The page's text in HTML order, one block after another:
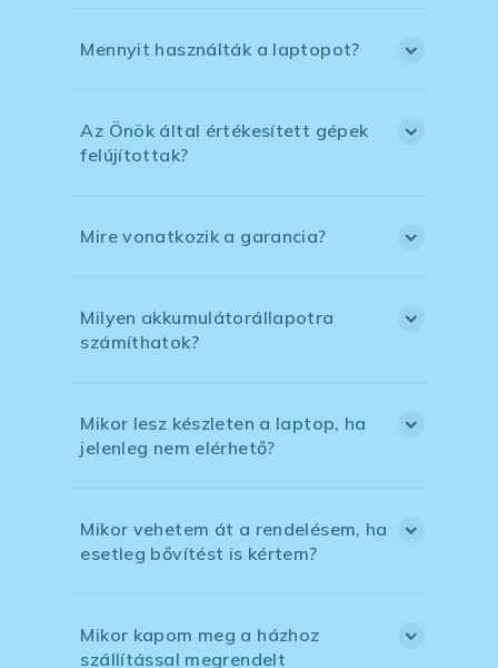
Mennyit használták a laptopot?
Az Önök által értékesített gépek
felújítottak?
Mire vonatkozik a garancia?
Milyen akkumulátorállapotra
számíthatok?
Mikor lesz készleten a laptop, ha
jelenleg nem elérhető?
Mikor vehetem át a rendelésem, ha
esetleg bővítést is kértem?
Mikor kapom meg a házhoz
szállítással megrendelt